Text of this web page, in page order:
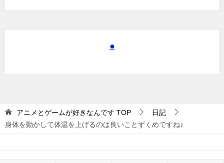
●
アニメとゲームが好きなんです TOP
日記
身体を動かして体温を上げるのは良いことずくめですね♪